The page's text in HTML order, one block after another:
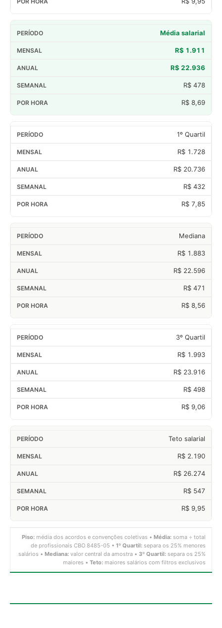
Média salarial
R$ 1.911
R$ 22.936
R$ 478
R$ 8,69
1º Quartil
R$ 1.728
R$ 20.736
R$ 432
R$ 7,85
Mediana
R$ 1.883
R$ 22.596
R$ 471
R$ 8,56
3º Quartil
R$ 1.993
R$ 23.916
R$ 498
R$ 9,06
Teto salarial
R$ 2.190
R$ 26.274
R$ 547
R$ 9,95
Piso: média dos acordos e convenções coletivas • Média: soma ÷ total
de profissionais CBO 8485-05 • 1º Quartil: separa os 25% menores
salários • Mediana: valor central da amostra • 3º Quartil: separa os 25%
maiores • Teto: maiores salários com filtros exclusivos